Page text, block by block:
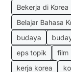
Bekerja di Korea
Belajar Bahasa
budaya
eps topik
film
kerja korea